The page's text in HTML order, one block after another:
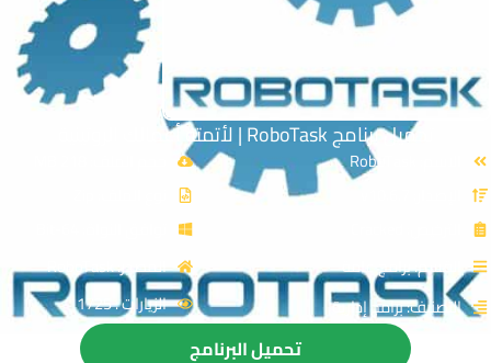
تحميل برنامج RoboTask | لأتمتة أعمالك الروتينية
القسم: برامج عامة
التصنيف: برامج إدارية
المصدر: RoboTask
الزيارات : 1725
تحميل البرنامج